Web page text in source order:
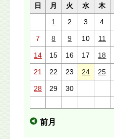
日 月 火 水 木
1
2 3 4
7 8 9 10 11
14 15 16 17 18
21 22 23 24 25
28 29 30
前月